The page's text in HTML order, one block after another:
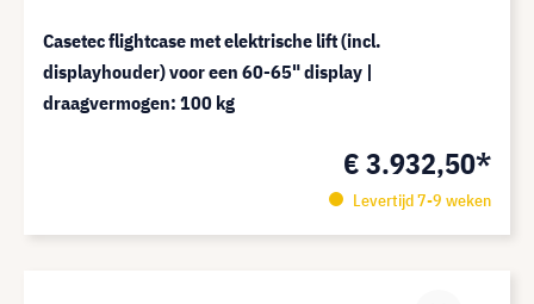
Casetec flightcase met elektrische lift (incl.
displayhouder) voor een 60-65" display |
draagvermogen: 100 kg
€ 3.932,50*
Levertijd 7-9 weken